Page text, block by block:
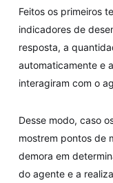
Feitos os primeiros
indicadores de
resposta, a
automaticamente e
interagiram com o
Desse modo, caso
mostrem pontos de
demora em
do agente e a